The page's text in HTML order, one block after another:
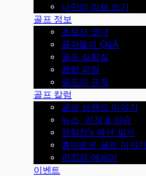
나만의 리뷰 쓰기
골프 정보
초보자 코너
골퍼들의 Q&A
골프 실험실
클럽 피팅
골프의 규칙
골프 칼럼
골프 브랜드 이야기
뉴스, 건강 & 이슈
원팀장's 패션 일기
흥미로운 골프 이야기
편집장 에세이
이벤트